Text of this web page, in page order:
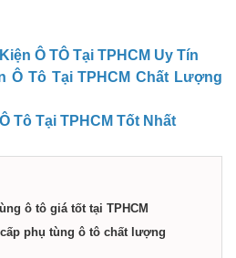
Ô TÔ Tại TPHCM Uy Tín
Ô Tô Tại TPHCM Chất Lượng
Tô Tại TPHCM Tốt Nhất
ô tô giá tốt tại TPHCM
phụ tùng ô tô chất lượng